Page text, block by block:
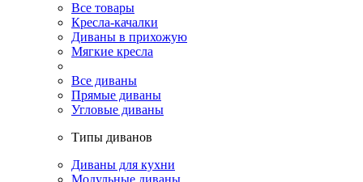
Все товары
Кресла-качалки
Диваны в прихожую
Мягкие кресла
Все диваны
Прямые диваны
Угловые диваны
Типы диванов
Диваны для кухни
Модульные диваны